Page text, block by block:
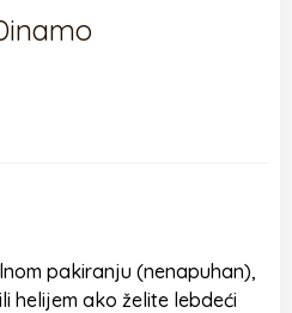
pakiranju (nenapuhan),
helijem ako želite lebdeći